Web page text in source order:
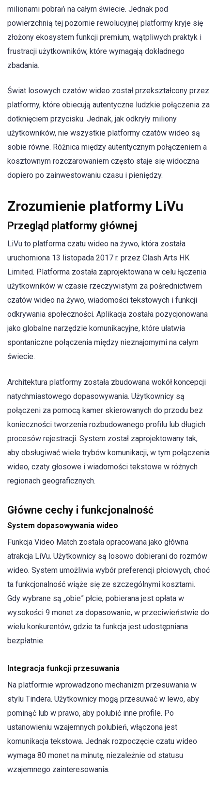
milionami pobrań na całym świecie. Jednak pod
powierzchnią tej pozornie rewolucyjnej platformy kryje się
złożony ekosystem funkcji premium, wątpliwych praktyk i
frustracji użytkowników, które wymagają dokładnego
zbadania.
Świat losowych czatów wideo został przekształcony przez
platformy, które obiecują autentyczne ludzkie połączenia za
dotknięciem przycisku. Jednak, jak odkryły miliony
użytkowników, nie wszystkie platformy czatów wideo są
sobie równe. Różnica między autentycznym połączeniem a
kosztownym rozczarowaniem często staje się widoczna
dopiero po zainwestowaniu czasu i pieniędzy.
Zrozumienie platformy LiVu
Przegląd platformy głównej
LiVu to platforma czatu wideo na żywo, która została
uruchomiona 13 listopada 2017 r. przez Clash Arts HK
Limited. Platforma została zaprojektowana w celu łączenia
użytkowników w czasie rzeczywistym za pośrednictwem
czatów wideo na żywo, wiadomości tekstowych i funkcji
odkrywania społeczności. Aplikacja została pozycjonowana
jako globalne narzędzie komunikacyjne, które ułatwia
spontaniczne połączenia między nieznajomymi na całym
świecie.
Architektura platformy została zbudowana wokół koncepcji
natychmiastowego dopasowywania. Użytkownicy są
połączeni za pomocą kamer skierowanych do przodu bez
konieczności tworzenia rozbudowanego profilu lub długich
procesów rejestracji. System został zaprojektowany tak,
aby obsługiwać wiele trybów komunikacji, w tym połączenia
wideo, czaty głosowe i wiadomości tekstowe w różnych
regionach geograficznych.
Główne cechy i funkcjonalność
System dopasowywania wideo
Funkcja Video Match została opracowana jako główna
atrakcja LiVu. Użytkownicy są losowo dobierani do rozmów
wideo. System umożliwia wybór preferencji płciowych, choć
ta funkcjonalność wiąże się ze szczególnymi kosztami.
Gdy wybrane są „obie” płcie, pobierana jest opłata w
wysokości 9 monet za dopasowanie, w przeciwieństwie do
wielu konkurentów, gdzie ta funkcja jest udostępniana
bezpłatnie.
Integracja funkcji przesuwania
Na platformie wprowadzono mechanizm przesuwania w
stylu Tindera. Użytkownicy mogą przesuwać w lewo, aby
pominąć lub w prawo, aby polubić inne profile. Po
ustanowieniu wzajemnych polubień, włączona jest
komunikacja tekstowa. Jednak rozpoczęcie czatu wideo
wymaga 80 monet na minutę, niezależnie od statusu
wzajemnego zainteresowania.